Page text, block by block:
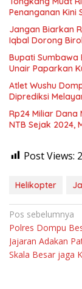
Penanganan Kini
Jangan Biarkan
Iqbal Dorong
Bupati Sumbawa
Unair Paparkan
Atlet Wushu
Diprediksi
Rp24 Miliar Dana
NTB Sejak 2024,
Post Views:
Helikopter
Navigasi
pos
Pos sebelumnya
Polres Dompu
Jajaran Adakan
Skala Besar jaga